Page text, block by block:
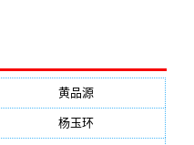
黄品源
杨玉环